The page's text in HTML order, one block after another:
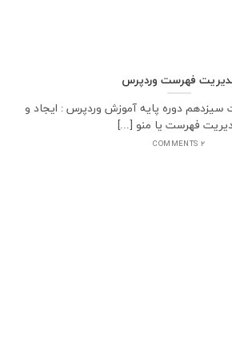
فهرست وردپرس
دوره پایه آموزش وردپرس : ایجاد و
فهرست یا منو [...]
2 COMMENTS